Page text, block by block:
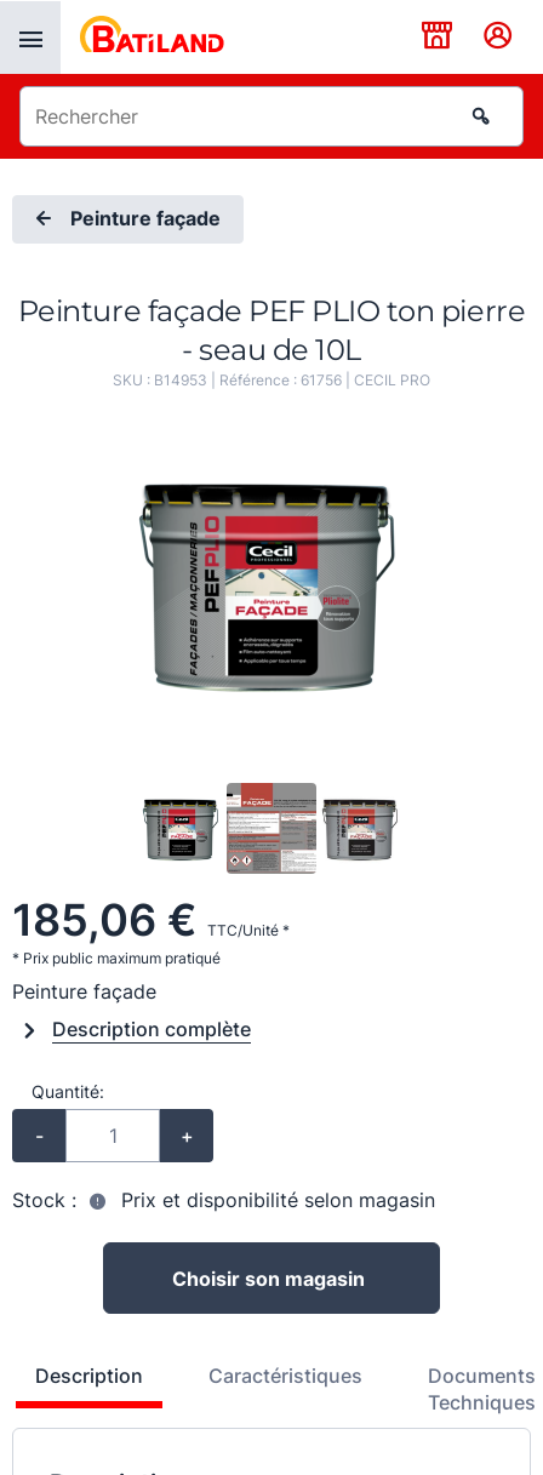
Peinture façade
Peinture façade PEF PLIO ton pierre
- seau de 10L
SKU : B14953 | Référence : 61756 CECIL PRO
185,06 €
TTC/Unité *
* Prix public maximum pratiqué
Peinture façade
Description complète
Quantité:
- +
Stock : Prix et disponibilité selon magasin
Choisir son magasin
Description Caractéristiques
Documents
Techniques
Panneau de gestion des cookies